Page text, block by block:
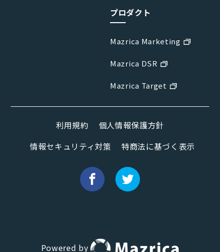
プロダクト
Mazrica Marketing
Mazrica DSR
Mazrica Target
利用規約
個人情報保護方針
情報セキュリティ対策
特商法に基づく表示
Powered by